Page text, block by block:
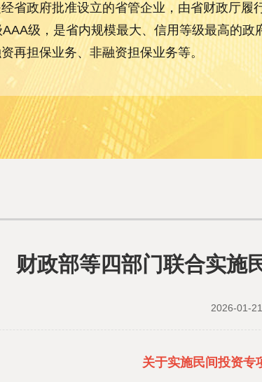
省政府批准设立的省管企业，由省财政厅履
级，是省内规模最大、信用等级最高的政
再担保业务、非融资担保业务等。
财政部等四部门联合实施
2026-01-21
关于实施民间投资专